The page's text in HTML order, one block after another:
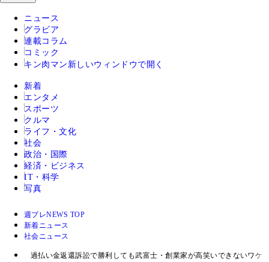
ニュース
グラビア
連載コラム
コミック
キン肉マン 新しいウィンドウで開く
新着
エンタメ
スポーツ
クルマ
ライフ・文化
社会
政治・国際
経済・ビジネス
IT・科学
写真
週プレNEWS TOP
新着ニュース
社会ニュース
過払い金返還訴訟で勝利しても武富士・創業家が高笑いできないワケ